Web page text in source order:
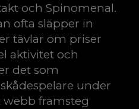
och Spinomenal.
ofta släpper in
tävlar om priser
aktivitet och
det som
under
webb framsteg